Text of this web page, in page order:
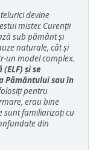
devine
mister. Curenții
sub pământ și
naturale, cât și
un model complex.
și se
Pământului sau în
pentru
erau bine
sunt familiarizați cu
din